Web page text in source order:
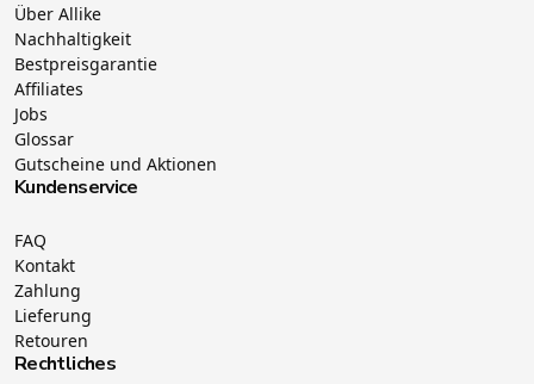
Über Allike
Nachhaltigkeit
Bestpreisgarantie
Affiliates
Jobs
Glossar
Gutscheine und Aktionen
Kundenservice
FAQ
Kontakt
Zahlung
Lieferung
Retouren
Rechtliches